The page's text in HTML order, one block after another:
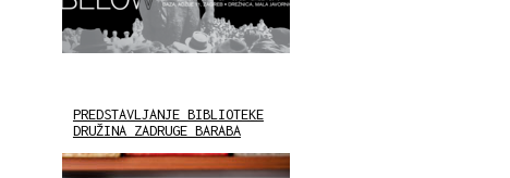
PREDSTAVLJANJE BIBLIOTEKE
DRUŽINA ZADRUGE BARABA